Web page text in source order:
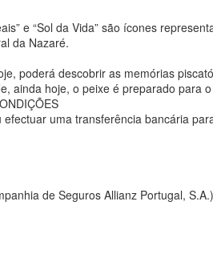
e “Sol da Vida” são ícones
da Nazaré.
poderá descobrir as memórias
ainda hoje, o peixe é preparado para
uma transferência bancária
de Seguros Allianz Portugal, S.A.)